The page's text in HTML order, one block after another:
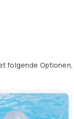
folgende